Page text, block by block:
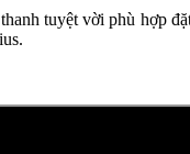
tuyệt vời phù hợp